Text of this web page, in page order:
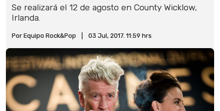
Se realizará el 12 de agosto en County Wicklow,
Irlanda.
Por Equipo Rock&Pop 03 Jul, 2017. 11:59 hrs